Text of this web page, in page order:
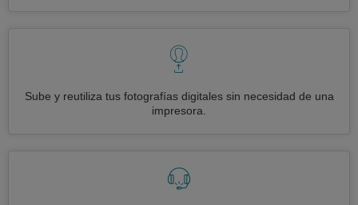
Sube y reutiliza tus fotografías digitales sin necesidad de una
impresora.